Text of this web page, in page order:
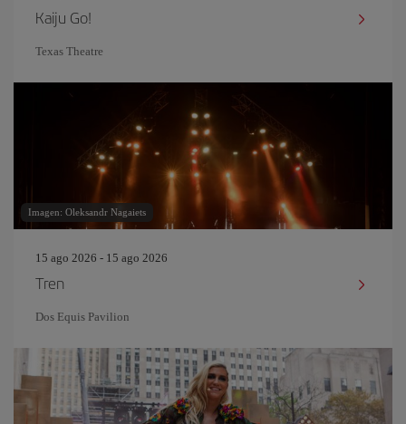
Kaiju Go!
Texas Theatre
Imagen: Oleksandr Nagaiets
15 ago 2026 - 15 ago 2026
Tren
Dos Equis Pavilion